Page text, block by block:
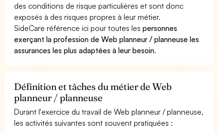
des conditions de risque particulières et sont donc
exposés à des risques propres à leur métier.
SideCare référence ici pour toutes lespersonnes
exerçant la profession de Web planneur / planneuse les
assurances les plus adaptées à leur besoin.
Définition et tâches du métier de Web
planneur / planneuse
Durant l'exercice du travail de Web planneur / planneuse,
les activités suivantes sont souvent pratiquées :